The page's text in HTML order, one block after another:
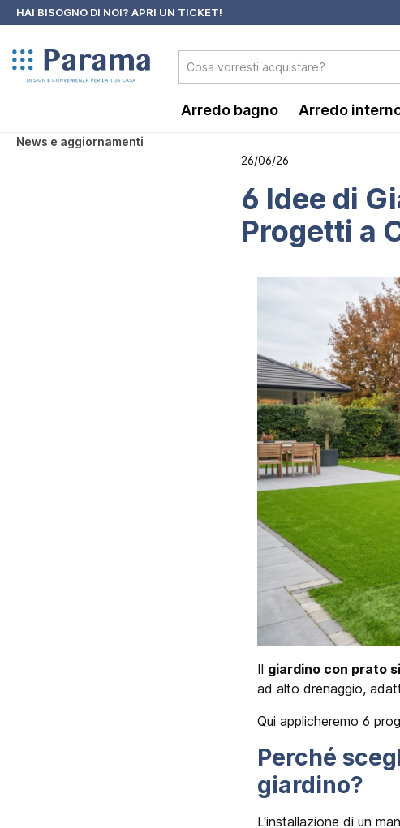
Passa alla navigazione principale
HAI BISOGNO DI NOI? APRI UN TICKET!
Arredo bagno Arredo
News e aggiornamenti
26/06/26
6 Idee di
Progetti a
Il giardino con prato
ad alto drenaggio,
Qui applicheremo 6
Perché
giardino?
L'installazione di un